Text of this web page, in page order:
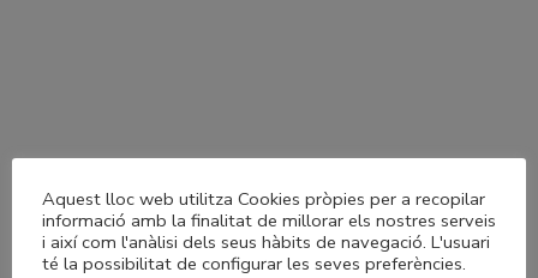
Aquest lloc web utilitza Cookies pròpies per a recopilar
informació amb la finalitat de millorar els nostres serveis
i així com l'anàlisi dels seus hàbits de navegació. L'usuari
té la possibilitat de configurar les seves preferències.